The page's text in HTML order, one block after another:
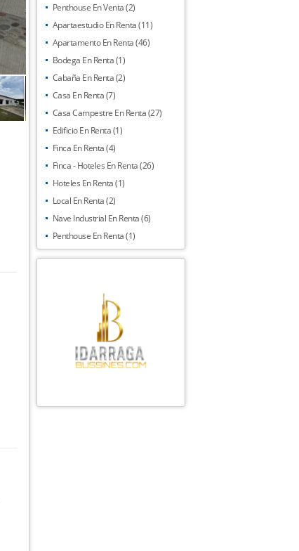
Penthouse En Venta (2)
Apartaestudio En Renta (11)
Apartamento En Renta (46)
Bodega En Renta (1)
Cabaña En Renta (2)
Casa En Renta (7)
Casa Campestre En Renta (27)
Edificio En Renta (1)
Finca En Renta (4)
Finca - Hoteles En Renta (26)
Hoteles En Renta (1)
Local En Renta (2)
Nave Industrial En Renta (6)
Penthouse En Renta (1)